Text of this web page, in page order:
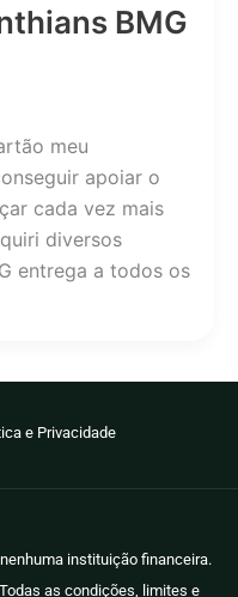
BMG
meu
apoiar o
cada vez mais
diversos
entrega a todos os
e Privacidade
instituição financeira.
as condições, limites e